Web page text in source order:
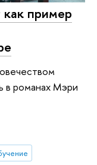
как пример
в романах Мэри